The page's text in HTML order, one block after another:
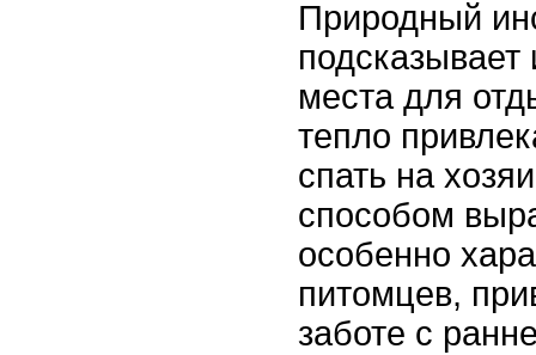
Природный
места для
тепло
спать на
способом
особенно
питомцев,
заботе с